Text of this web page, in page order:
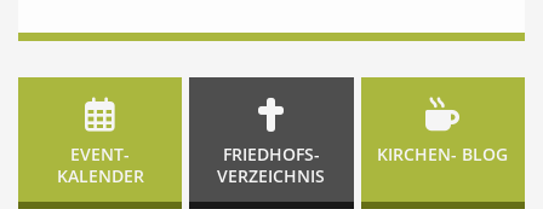
EVENT-
KALENDER
FRIEDHOFS-
VERZEICHNIS
KIRCHEN- BLOG